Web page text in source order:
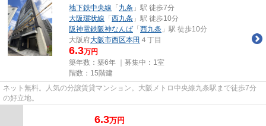
地下鉄中央線 「 九条 」駅 徒歩7分
大阪環状線 「 西九条 」駅 徒歩10分
阪神電鉄阪神なんば 「 西九条 」駅 徒歩10分
大阪府大阪市西区本田 ４丁目
6.3万円
築年数：築6年 ｜募集中： 1室
階数：15階建
ネット無料。人気の分譲賃貸マンション。大阪メトロ中央線九条駅まで徒歩7分
の好立地。
6.3万円